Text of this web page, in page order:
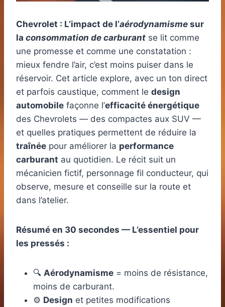
Chevrolet : L’impact de l’aérodynamisme sur
la consommation de carburant se lit comme
une promesse et comme une constatation :
mieux fendre l’air, c’est moins puiser dans le
réservoir. Cet article explore, avec un ton direct
et parfois caustique, comment le design
automobile façonne l’efficacité énergétique
des Chevrolets — des compactes aux SUV —
et quelles pratiques permettent de réduire la
traînée pour améliorer la performance
carburant au quotidien. Le récit suit un
mécanicien fictif, personnage fil conducteur, qui
observe, mesure et conseille sur la route et
dans l’atelier.
Résumé en 30 secondes — L’essentiel pour
les pressés :
🔍 Aérodynamisme = moins de résistance,
moins de carburant.
⚙️ Design et petites modifications